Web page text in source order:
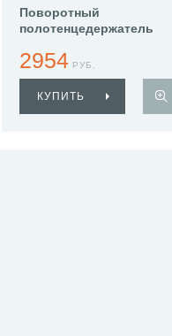
Поворотный
полотенцедержатель
2954 РУБ.
КУПИТЬ